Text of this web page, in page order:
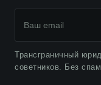
Анна Цират –
Who’s Who Legal
выплатить 5 млн.
Трансграничный
советников. Без